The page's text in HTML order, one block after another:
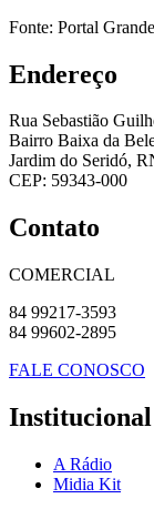
Fonte: Portal
Endereço
Rua Sebastião
Bairro Baixa da
Jardim do Seridó,
CEP: 59343-000
Contato
COMERCIAL
84 99217-3593
84 99602-2895
FALE CONOSCO
Institucional
A Rádio
Midia Kit